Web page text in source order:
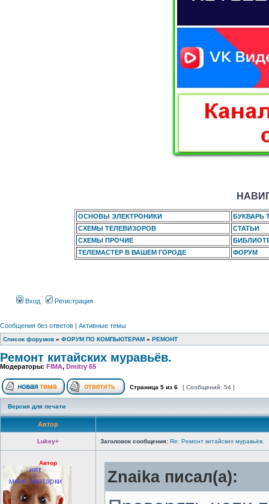
ОСНОВЫ ЭЛЕКТРОНИКИ
БУКВАРЬ
СХЕМЫ ТЕЛЕВИЗОРОВ
СТАТЬИ
СХЕМЫ ПРОЧИЕ
ТЕЛЕМАСТЕР В ВАШЕМ ГОРОДЕ
ФОРУМ
Вход Регистрация
Сообщения без ответов | Активные темы
Список форумов » ФОРУМ ПО КОМПЬЮТЕРАМ » РЕМОНТ
Ремонт китайских муравьёв.
Модераторы: FIMA, Dmitry 65
Страница 5 из 6 [ Сообщений: 54 ]
Версия для печати
Автор
Lukey+ Заголовок сообщения: Re: Ремонт китайских муравьёв.
Автор
Znaika писал(а):